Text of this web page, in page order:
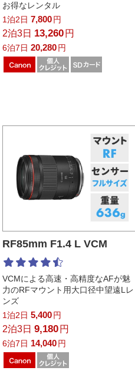
お得なレンタル
1泊2日 7,800円
2泊3日 13,260 円
6泊7日 20,280円
RF85mm F1.4 L VCM
VCMによる高速・高精度なAFが魅
力のRFマウント用大口径中望遠Lレ
ンズ
1泊2日 5,400円
2泊3日 9,180 円
6泊7日 14,040円